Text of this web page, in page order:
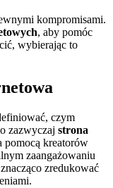
kompromisami.
, aby pomóc
wybierając to
czym
zazwyczaj strona
pomocą kreatorów
zaangażowaniu
zredukować